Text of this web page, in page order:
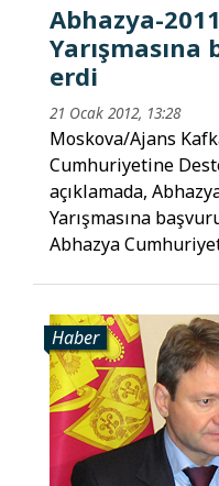
Abhazya-
erdi
21 Ocak 2012, 13:28
Moskova/Ajans
Cumhuriyetine
açıklamada,
Yarışmasına
Abhazya
Haber